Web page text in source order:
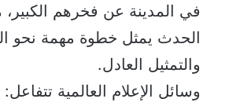
في المدينة عن فخرهم الكبير،
الحدث يمثل خطوة مهمة نحو
والتمثيل العادل.
وسائل الإعلام العالمية